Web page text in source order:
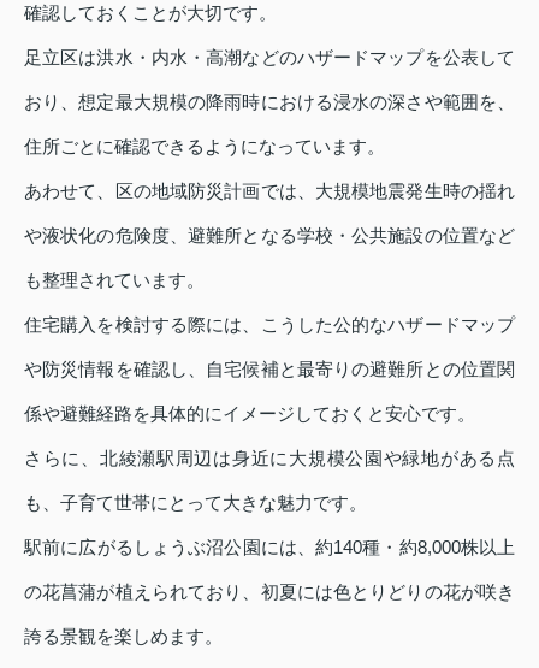
確認しておくことが大切です。
足立区は洪水・内水・高潮などのハザードマップを公表して
おり、想定最大規模の降雨時における浸水の深さや範囲を、
住所ごとに確認できるようになっています。
あわせて、区の地域防災計画では、大規模地震発生時の揺れ
や液状化の危険度、避難所となる学校・公共施設の位置など
も整理されています。
住宅購入を検討する際には、こうした公的なハザードマップ
や防災情報を確認し、自宅候補と最寄りの避難所との位置関
係や避難経路を具体的にイメージしておくと安心です。
さらに、北綾瀬駅周辺は身近に大規模公園や緑地がある点
も、子育て世帯にとって大きな魅力です。
駅前に広がるしょうぶ沼公園には、約140種・約8,000株以上
の花菖蒲が植えられており、初夏には色とりどりの花が咲き
誇る景観を楽しめます。